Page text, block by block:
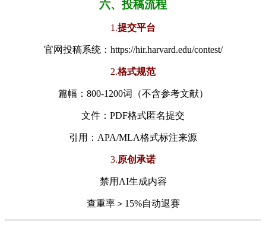
​​六、投稿流程​
1.​提交平台​
官网投稿系统： https://hir.harvard.edu/contest/
2.​格式规范​
篇幅：800-1200词（不含参考文献）
文件：PDF格式匿名提交
引用：APA/MLA格式标注来源
3.​原创承诺​
禁用AI生成内容
查重率＞15%自动退赛